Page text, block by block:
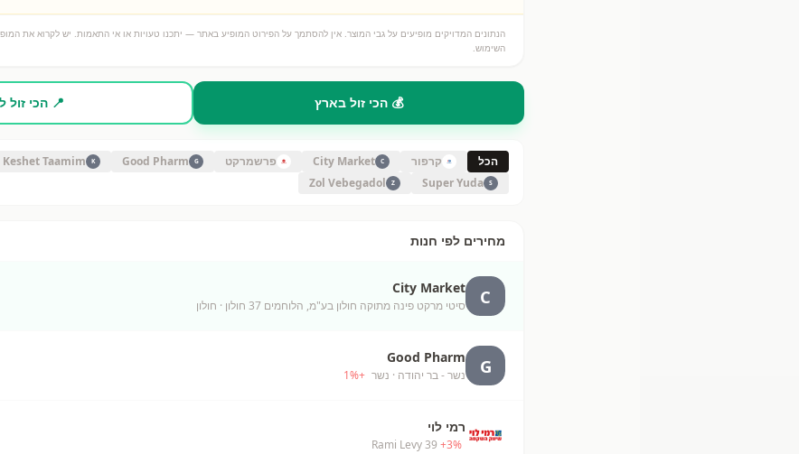
הנתונים המדויקים מופיעים על גבי המוצר. אין להסתמך על הפירוט המופיע באתר — יתכנו טעויות או אי התאמות. יש לקרוא את
השימוש.
💰 הכי זול בארץ 📍 הכי זול
הכל קרפור C
City Market פרשמרקט G
Good Pharm
K
Keshet Taamim
S
Super Yuda
Z
Zol Vebegadol
מחירים לפי חנות
C
City Market
סיטי מרקט פינה מתוקה חולון בע"מ, הלוחמים 37 חולון · חולון
G
Good Pharm
נשר - בר יהודה · נשר +
1%
רמי לוי
Rami Levy 39 +3%